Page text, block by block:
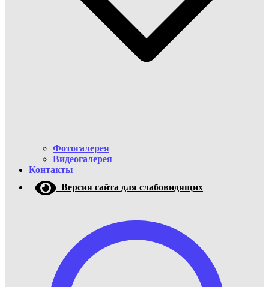
Фотогалерея
Видеогалерея
Контакты
Версия сайта для слабовидящих